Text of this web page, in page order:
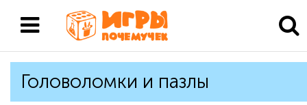
Головоломки и пазлы